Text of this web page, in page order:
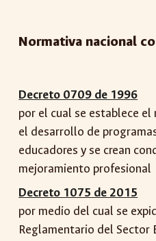
Normativa nacional
Decreto 0709 de 1996
por el cual se establece
el desarrollo de
educadores y se crean
mejoramiento profesional
Decreto 1075 de 2015
por medio del cual se
Reglamentario del Sector